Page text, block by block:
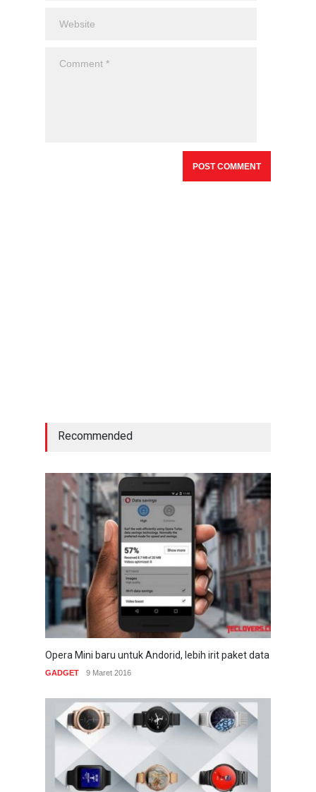
Recommended
Opera Mini baru untuk Andorid, lebih irit paket data
GADGET 9 Maret 2016